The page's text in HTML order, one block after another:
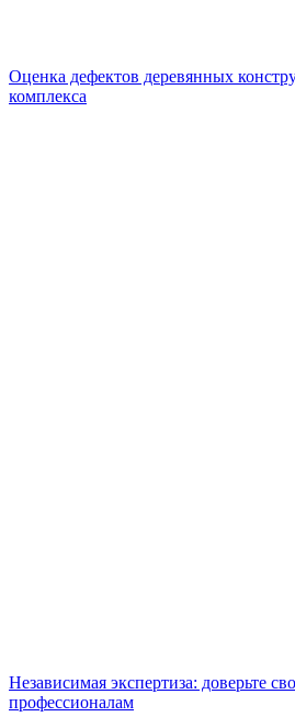
Оценка дефектов деревянных
комплекса
Независимая экспертиза: доверьте
профессионалам